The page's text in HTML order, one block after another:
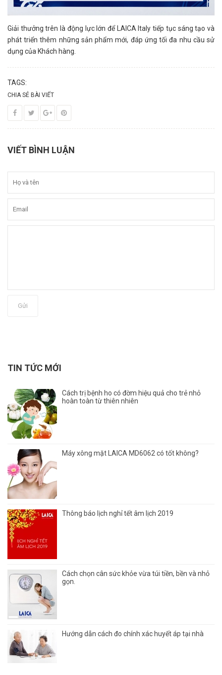
Giải thưởng trên là động lực lớn để LAICA Italy tiếp tục sáng tạo và
phát triển thêm những sản phẩm mới, đáp ứng tối đa nhu cầu sử
dụng của Khách hàng.
TAGS:
CHIA SẺ BÀI VIẾT
VIẾT BÌNH LUẬN
Gửi
TIN TỨC MỚI
Cách trị bệnh ho có đờm hiệu quả cho trẻ nhỏ
hoàn toàn từ thiên nhiên
Máy xông mặt LAICA MD6062 có tốt không?
Thông báo lịch nghỉ tết âm lịch 2019
Cách chọn cân sức khỏe vừa túi tiền, bền và nhỏ
gọn.
Hướng dẫn cách đo chính xác huyết áp tại nhà